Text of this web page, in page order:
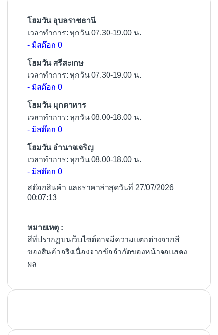
โฮมวัน อุบลราชธานี
เวลาทำการ: ทุกวัน 07.30-19.00 น.
- มีสต๊อก 0
โฮมวัน ศรีสะเกษ
เวลาทำการ: ทุกวัน 07.30-19.00 น.
- มีสต๊อก 0
โฮมวัน มุกดาหาร
เวลาทำการ: ทุกวัน 08.00-18.00 น.
- มีสต๊อก 0
โฮมวัน อำนาจเจริญ
เวลาทำการ: ทุกวัน 08.00-18.00 น.
- มีสต๊อก 0
สต๊อกสินค้า และราคาล่าสุดวันที่ 27/07/2026
00:07:13
หมายเหตุ :
สีที่ปรากฏบนเว็บไซต์อาจมีความแตกต่างจากสี
ของสินค้าจริงเนื่องจากข้อจำกัดของหน้าจอแสดง
ผล